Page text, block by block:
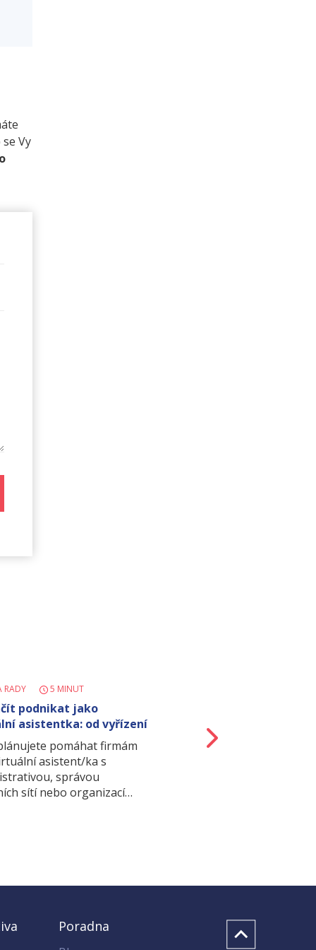
Vy
RADY 5 MINUT
podnikat jako
asistentka: od vyřízení
pomáhat firmám
asistent/ka s
správou
sítí nebo organizací…
Další
Poradna